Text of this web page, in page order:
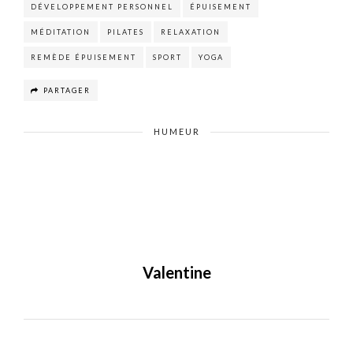
DÉVELOPPEMENT PERSONNEL ÉPUISEMENT
MÉDITATION PILATES RELAXATION
REMÈDE ÉPUISEMENT SPORT YOGA
PARTAGER
HUMEUR
Valentine